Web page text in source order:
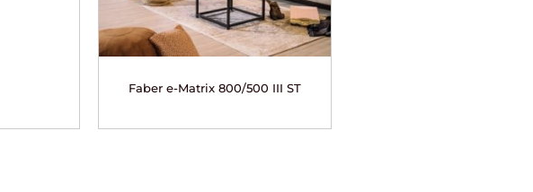
Faber e-Matrix 800/500 III ST